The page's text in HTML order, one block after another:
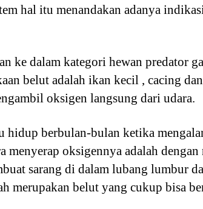
hal itu menandakan adanya
ke dalam kategori hewan predator
belut adalah ikan kecil , cacing
oksigen langsung dari udara.
hidup berbulan-bulan ketika
menyerap oksigennya adalah
sarang di dalam lubang lumbur
merupakan belut yang cukup bisa